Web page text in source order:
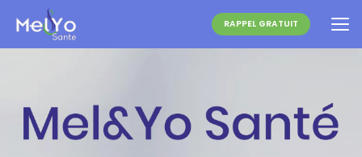
contenu
principal
RAPPEL GRATUIT